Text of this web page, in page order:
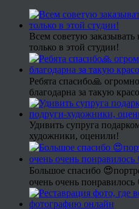
Всем советую
только в этой студии!
Ребята спасибо🙏
благодарна за такую
Удивить супруга
художники, оценили!
Большое спасибо
очень очень понравилось